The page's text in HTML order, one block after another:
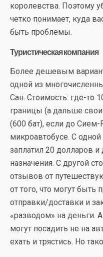
королевства. Поэтому
четко понимает, куда
быть проблемы.
Туристическая компания
Более дешевым
одной из
Сан. Стоимость: где-то
границы (а дальше
(600 бат), если до Сием-
микроавтобусе. С
заплатил 20 долларов и
назначения. С другой
отзывов от
от того, что могут
отправки/доставки и
«разводом» на деньги.
могут посадить не на
ехать и трястись. Но